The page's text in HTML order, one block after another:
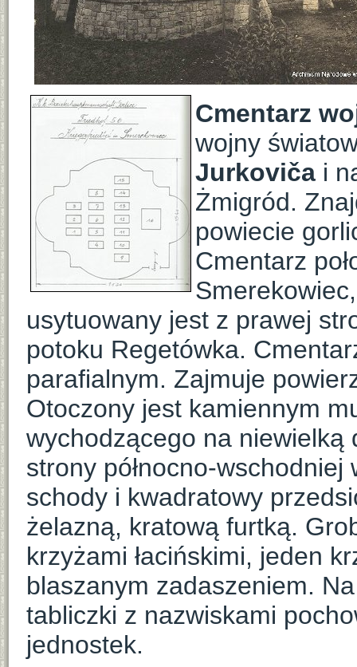
Cmentarz
wojny
Jurkoviča i
Żmigród.
powiecie
Cmentarz
usytuowany jest z prawej
potoku Regetówka.
parafialnym. Zajmuje
Otoczony jest kamiennym
wychodzącego na
strony północno-
schody i kwadratowy
żelazną, kratową furtką.
krzyżami łacińskimi, jeden
blaszanym zadaszeniem.
tabliczki z nazwiskami
jednostek.